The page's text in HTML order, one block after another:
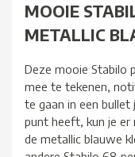
MOOIE
METALLIC
Deze mooie Stabilo
mee te tekenen,
te gaan in een bullet
punt heeft, kun je er
de metallic blauwe